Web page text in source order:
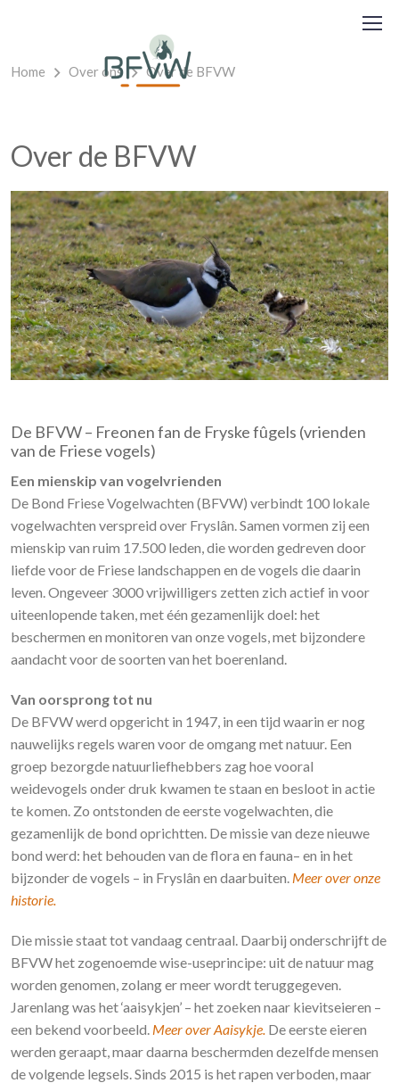
Home Over ons Over de BFVW
Over de BFVW
De BFVW – Freonen fan de Fryske fûgels (vrienden
van de Friese vogels)
Een mienskip van vogelvrienden
De Bond Friese Vogelwachten (BFVW) verbindt 100 lokale
vogelwachten verspreid over Fryslân. Samen vormen zij een
mienskip van ruim 17.500 leden, die worden gedreven door
liefde voor de Friese landschappen en de vogels die daarin
leven. Ongeveer 3000 vrijwilligers zetten zich actief in voor
uiteenlopende taken, met één gezamenlijk doel: het
beschermen en monitoren van onze vogels, met bijzondere
aandacht voor de soorten van het boerenland.
Van oorsprong tot nu
De BFVW werd opgericht in 1947, in een tijd waarin er nog
nauwelijks regels waren voor de omgang met natuur. Een
groep bezorgde natuurliefhebbers zag hoe vooral
weidevogels onder druk kwamen te staan en besloot in actie
te komen. Zo ontstonden de eerste vogelwachten, die
gezamenlijk de bond oprichtten. De missie van deze nieuwe
bond werd: het behouden van de flora en fauna– en in het
bijzonder de vogels – in Fryslân en daarbuiten. Meer over onze
historie.
Die missie staat tot vandaag centraal. Daarbij onderschrijft de
BFVW het zogenoemde wise-useprincipe: uit de natuur mag
worden genomen, zolang er meer wordt teruggegeven.
Jarenlang was het ‘aaisykjen’ – het zoeken naar kievitseieren –
een bekend voorbeeld. Meer over Aaisykje. De eerste eieren
werden geraapt, maar daarna beschermden dezelfde mensen
de volgende legsels. Sinds 2015 is het rapen verboden, maar